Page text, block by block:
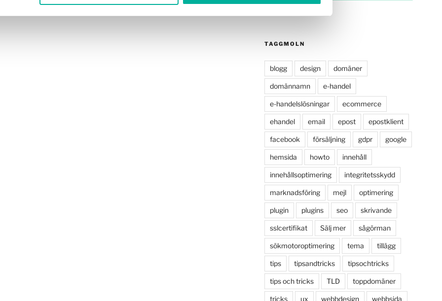
TAGGMOLN
blogg design domäner
domännamn e-handel
e-handelslösningar ecommerce
ehandel email epost epostklient
facebook försäljning gdpr google
hemsida howto innehåll
innehållsoptimering integritetsskydd
marknadsföring mejl optimering
plugin plugins seo skrivande
sslcertifikat Sälj mer sågörman
sökmotoroptimering tema tillägg
tips tipsandtricks tipsochtricks
tips och tricks TLD toppdomäner
tricks ux webbdesign webbsida